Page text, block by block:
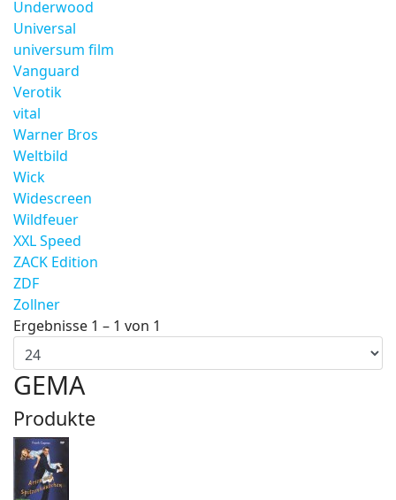
Underwood
Universal
universum film
Vanguard
Verotik
vital
Warner Bros
Weltbild
Wick
Widescreen
Wildfeuer
XXL Speed
ZACK Edition
ZDF
Zollner
Ergebnisse 1 – 1 von 1
GEMA
Produkte